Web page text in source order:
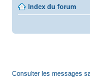
Index du forum
Consulter les messages